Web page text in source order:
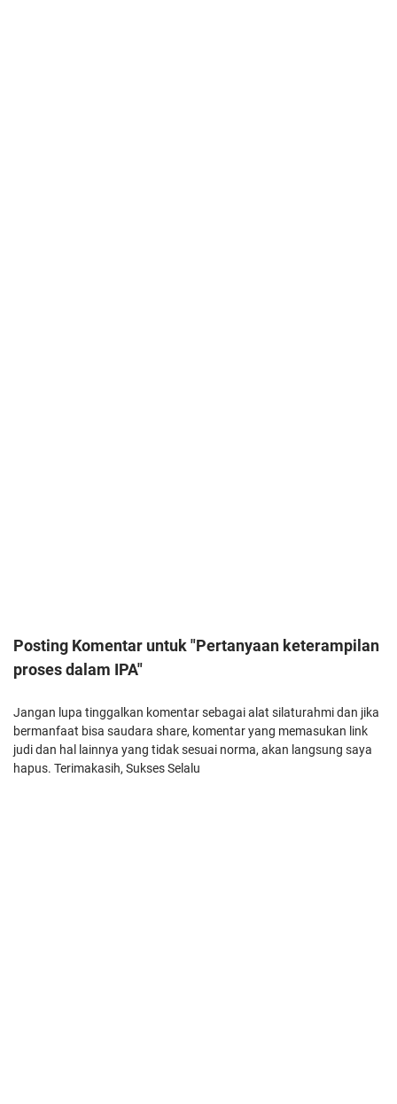
Posting Komentar untuk "Pertanyaan keterampilan
proses dalam IPA"
Jangan lupa tinggalkan komentar sebagai alat silaturahmi dan jika
bermanfaat bisa saudara share, komentar yang memasukan link
judi dan hal lainnya yang tidak sesuai norma, akan langsung saya
hapus. Terimakasih, Sukses Selalu